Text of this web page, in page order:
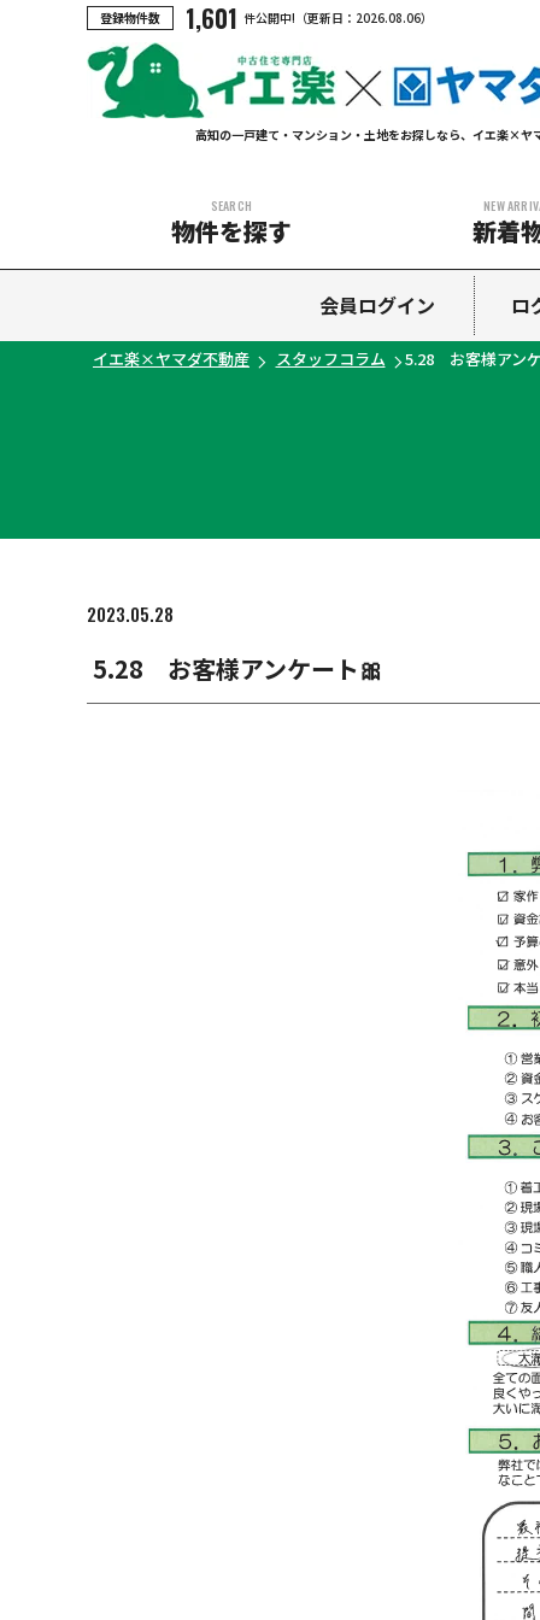
登録物件数 1,601 件公開中! （更新日： 2026.08.06）
高知の一戸建て・マンション・土地をお探しなら、イエ楽×ヤ
SEARCH
物件を探す
中古一戸建て
中古マンション
土地
新築一戸建て
NEW
新着
会員ログイン ロ
イエ楽×ヤマダ不動産 スタッフコラム 5.28 お客様アン
2023.05.28
5.28 お客様アンケート🎀